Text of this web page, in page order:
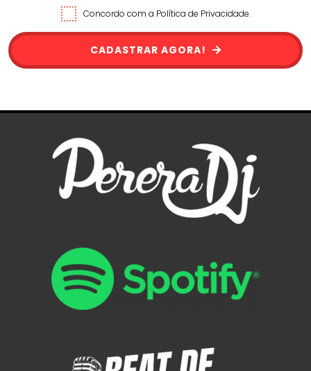
Concordo com a Política de Privacidade.
CADASTRAR AGORA!